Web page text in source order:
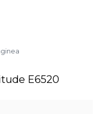
E6520